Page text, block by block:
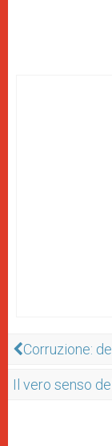
Corruzione:
Il vero senso